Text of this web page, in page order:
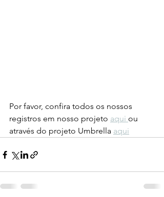
Por favor, confira todos os nossos
registros em nosso projeto aqui ou
através do projeto Umbrella aqui